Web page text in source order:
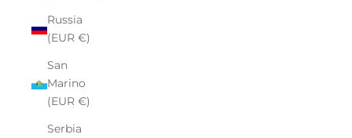
Russia
(EUR €)
San
Marino
(EUR €)
Serbia